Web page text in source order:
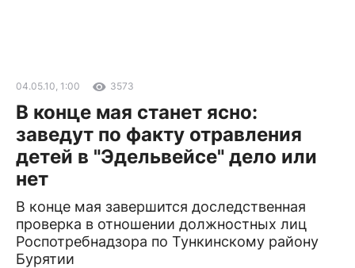
04.05.10, 1:00 3573
В конце мая станет ясно:
заведут по факту отравления
детей в "Эдельвейсе" дело или
нет
В конце мая завершится доследственная
проверка в отношении должностных лиц
Роспотребнадзора по Тункинскому району
Бурятии